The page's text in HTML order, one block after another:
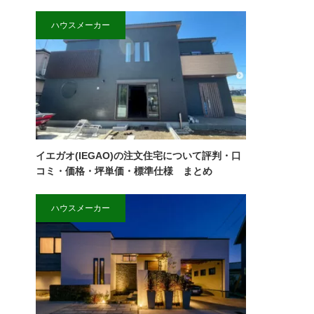
ハウスメーカー
イエガオ(IEGAO)の注文住宅について評判・口
コミ・価格・坪単価・標準仕様 まとめ
ハウスメーカー